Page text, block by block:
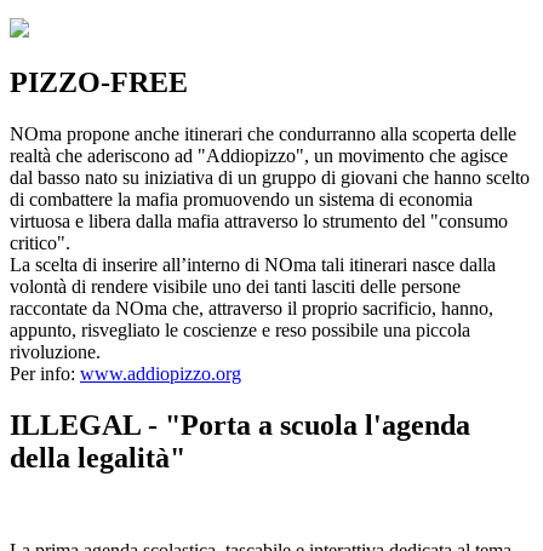
PIZZO-FREE
NOma propone anche itinerari che condurranno alla scoperta delle
realtà che aderiscono ad "Addiopizzo", un movimento che agisce
dal basso nato su iniziativa di un gruppo di giovani che hanno scelto
di combattere la mafia promuovendo un sistema di economia
virtuosa e libera dalla mafia attraverso lo strumento del "consumo
critico".
La scelta di inserire all’interno di NOma tali itinerari nasce dalla
volontà di rendere visibile uno dei tanti lasciti delle persone
raccontate da NOma che, attraverso il proprio sacrificio, hanno,
appunto, risvegliato le coscienze e reso possibile una piccola
rivoluzione.
Per info: www.addiopizzo.org
ILLEGAL - "Porta a scuola l'agenda
della legalità"